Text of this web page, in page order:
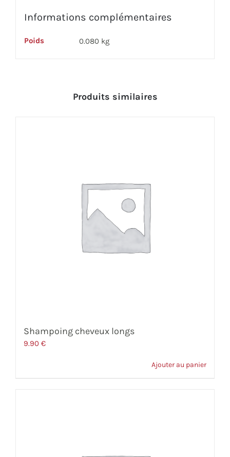
Informations complémentaires
Poids 0.080 kg
Produits similaires
Shampoing cheveux longs
9.90 €
Ajouter au panier